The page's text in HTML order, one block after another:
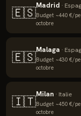
🇪🇸Madrid ·
Budget ~440 €/
octobre
🇪🇸Malaga ·
Budget ~430 €/
octobre
🇮🇹Milan · Italie
Budget ~450 €/
octobre